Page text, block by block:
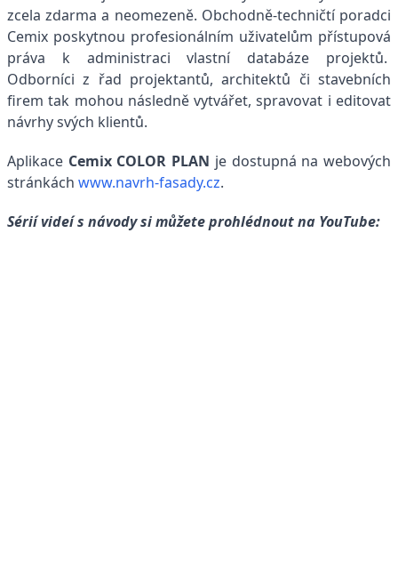
zcela zdarma a neomezeně. Obchodně-techničtí poradci
Cemix poskytnou profesionálním uživatelům přístupová
práva k administraci vlastní databáze projektů.
Odborníci z řad projektantů, architektů či stavebních
firem tak mohou následně vytvářet, spravovat i editovat
návrhy svých klientů.
Aplikace Cemix COLOR PLAN je dostupná na webových
stránkách www.navrh-fasady.cz.
Sérií videí s návody si můžete prohlédnout na YouTube: